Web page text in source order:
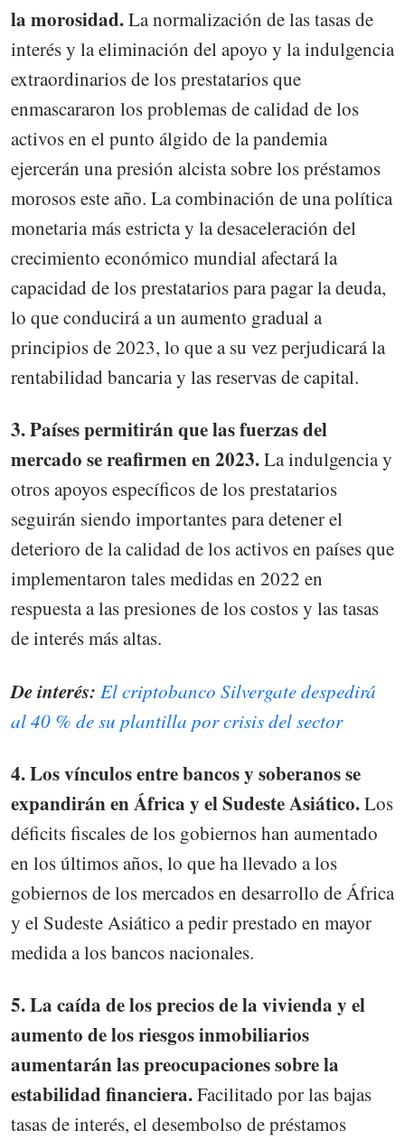
la morosidad.La normalización de las tasas de
interés y la eliminación del apoyo y la indulgencia
extraordinarios de los prestatarios que
enmascararon los problemas de calidad de los
activos en el punto álgido de la pandemia
ejercerán una presión alcista sobre los préstamos
morosos este año. La combinación de una política
monetaria más estricta y la desaceleración del
crecimiento económico mundial afectará la
capacidad de los prestatarios para pagar la deuda,
lo que conducirá a un aumento gradual a
principios de 2023, lo que a su vez perjudicará la
rentabilidad bancaria y las reservas de capital.
3. Países permitirán que las fuerzas del
mercado se reafirmen en 2023.La indulgencia y
otros apoyos específicos de los prestatarios
seguirán siendo importantes para detener el
deterioro de la calidad de los activos en países que
implementaron tales medidas en 2022 en
respuesta a las presiones de los costos y las tasas
de interés más altas.
De interés: El criptobanco Silvergate despedirá
al 40 % de su plantilla por crisis del sector
4. Los vínculos entre bancos y soberanos se
expandirán en África y el Sudeste Asiático.Los
déficits fiscales de los gobiernos han aumentado
en los últimos años, lo que ha llevado a los
gobiernos de los mercados en desarrollo de África
y el Sudeste Asiático a pedir prestado en mayor
medida a los bancos nacionales.
5. La caída de los precios de la vivienda y el
aumento de los riesgos inmobiliarios
aumentarán las preocupaciones sobre la
estabilidad financiera.Facilitado por las bajas
tasas de interés, el desembolso de préstamos